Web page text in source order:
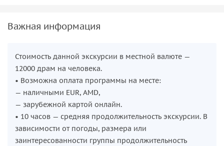
Важная информация
Стоимость данной экскурсии в местной валюте —
12000 драм на человека.
• Возможна оплата программы на месте:
— наличными EUR, AMD,
— зарубежной картой онлайн.
• 10 часов — средняя продолжительность экскурсии. В
зависимости от погоды, размера или
заинтересованности группы продолжительность